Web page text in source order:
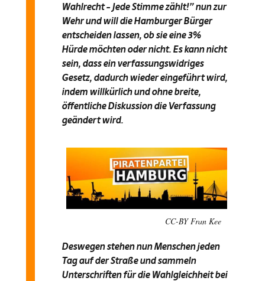
Wahlrecht – Jede Stimme zählt!” nun zur
Wehr und will die Hamburger Bürger
entscheiden lassen, ob sie eine 3%
Hürde möchten oder nicht. Es kann nicht
sein, dass ein verfassungswidriges
Gesetz, dadurch wieder eingeführt wird,
indem willkürlich und ohne breite,
öffentliche Diskussion die Verfassung
geändert wird.
CC-BY Fran Kee
Deswegen stehen nun Menschen jeden
Tag auf der Straße und sammeln
Unterschriften für die Wahlgleichheit bei